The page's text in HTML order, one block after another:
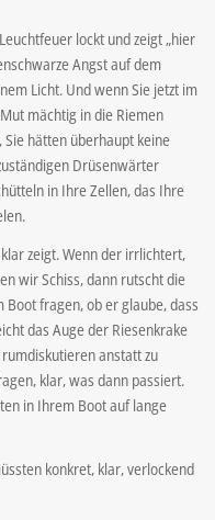
lockt und zeigt „hier
Angst auf dem
Licht. Und wenn Sie jetzt im
mächtig in die Riemen
hätten überhaupt keine
Drüsenwärter
in Ihre Zellen, das Ihre
zeigt. Wenn der irrlichtert,
wir Schiss, dann rutscht die
fragen, ob er glaube, dass
das Auge der Riesenkrake
anstatt zu
klar, was dann passiert.
in Ihrem Boot auf lange
konkret, klar, verlockend